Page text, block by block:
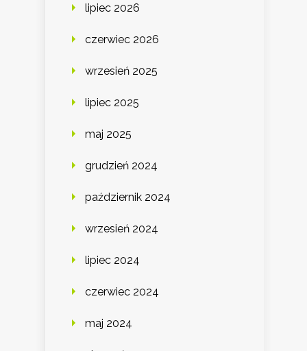
lipiec 2026
czerwiec 2026
wrzesień 2025
lipiec 2025
maj 2025
grudzień 2024
październik 2024
wrzesień 2024
lipiec 2024
czerwiec 2024
maj 2024